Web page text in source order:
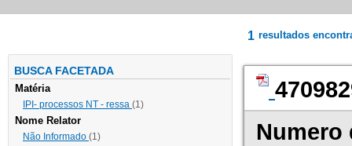
BUSCA FACETADA
Matéria
IPI- processos NT - ressa (1)
Nome Relator
Não Informado (1)
1 resultados
Numero